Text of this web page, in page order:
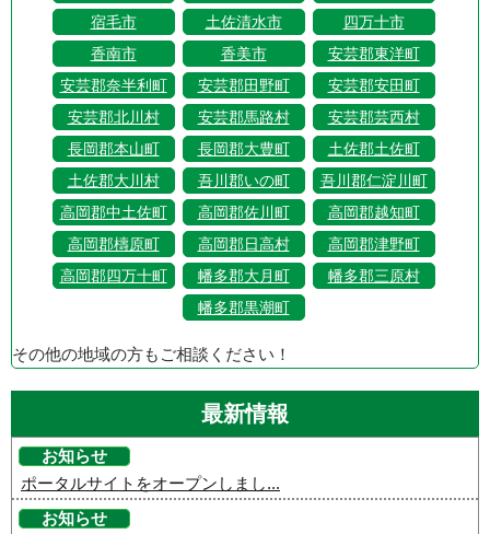
宿毛市
土佐清水市
四万十市
香南市
香美市
安芸郡東洋町
安芸郡奈半利町
安芸郡田野町
安芸郡安田町
安芸郡北川村
安芸郡馬路村
安芸郡芸西村
長岡郡本山町
長岡郡大豊町
土佐郡土佐町
土佐郡大川村
吾川郡いの町
吾川郡仁淀川町
高岡郡中土佐町
高岡郡佐川町
高岡郡越知町
高岡郡檮原町
高岡郡日高村
高岡郡津野町
高岡郡四万十町
幡多郡大月町
幡多郡三原村
幡多郡黒潮町
その他の地域の方もご相談ください！
最新情報
お知らせ
ポータルサイトをオープンしまし...
お知らせ